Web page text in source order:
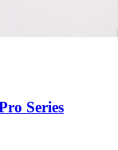
Series